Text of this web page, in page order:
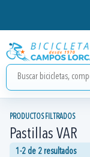
PRODUCTOS FILTRADOS
Pastillas VAR
1-2 de 2 resultados